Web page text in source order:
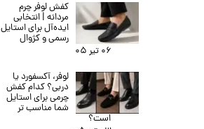
کفش لوفر چرم
مردانه | انتخابی
ایده‌آل برای استایل
رسمی و کژوال
۰۶ تیر ۰۵
لوفر، آکسفورد یا
دربی؟ کدام کفش
چرمی برای استایل
شما مناسب تر
است؟